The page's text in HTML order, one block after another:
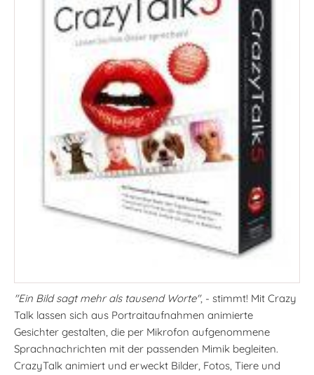
"Ein Bild sagt mehr als tausend Worte", - stimmt! Mit Crazy
Talk lassen sich aus Portraitaufnahmen animierte
Gesichter gestalten, die per Mikrofon aufgenommene
Sprachnachrichten mit der passenden Mimik begleiten.
CrazyTalk animiert und erweckt Bilder, Fotos, Tiere und